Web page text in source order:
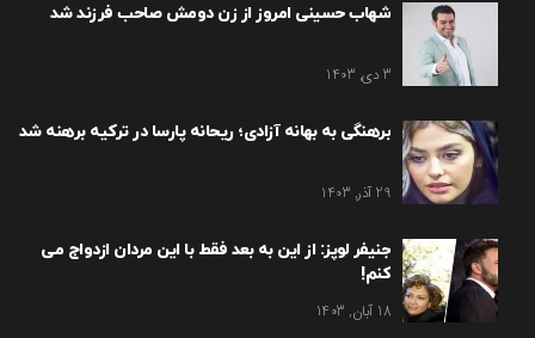
شهاب حسینی امروز از زن دومش صاحب فرزند شد
3 دی, 1403
برهنگی به بهانه آزادی؛ ریحانه پارسا در ترکیه برهنه شد
29 آذر, 1403
جنیفر لوپز: از این به بعد فقط با این مردان ازدواج می
کنم!
18 آبان, 1403